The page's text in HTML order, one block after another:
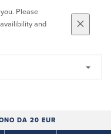
Please
and
DA 20 EUR